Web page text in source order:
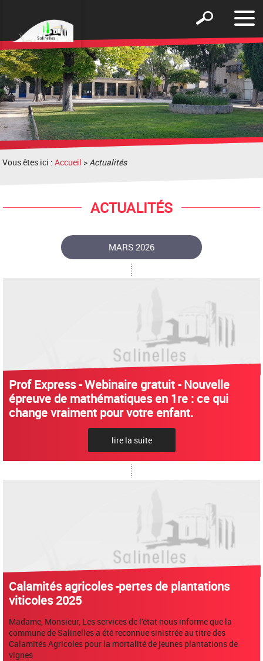
le
Afficher
formulaire
de
recherche
Vous êtes ici :Accueil >Actualités
ACTUALITÉS
MARS 2026
Prof Express - Webinaire gratuit - Nouvelle
épreuve de mathématiques en 1re : ce qui
change vraiment pour votre enfant.
lire la suite
Calamités agricoles -pertes de plantations
viticoles 2025
Madame, Monsieur, Les services de l'état nous informe que la
commune de Salinelles a été reconnue sinistrée au titre des
Calamités Agricoles pour la mortalité de jeunes plantations de
vignes